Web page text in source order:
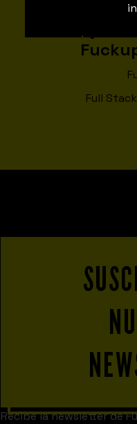
Gaspar
Full
Recibe la newsletter de